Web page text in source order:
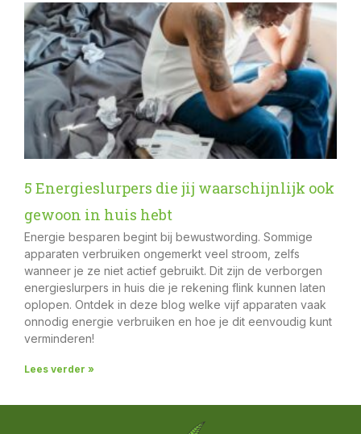
5 Energieslurpers die jij waarschijnlijk ook
gewoon in huis hebt
Energie besparen begint bij bewustwording. Sommige
apparaten verbruiken ongemerkt veel stroom, zelfs
wanneer je ze niet actief gebruikt. Dit zijn de verborgen
energieslurpers in huis die je rekening flink kunnen laten
oplopen. Ontdek in deze blog welke vijf apparaten vaak
onnodig energie verbruiken en hoe je dit eenvoudig kunt
verminderen!
Lees verder »